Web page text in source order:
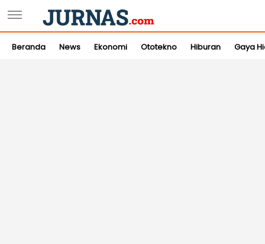
Beranda News Ekonomi Ototekno Hiburan Gaya